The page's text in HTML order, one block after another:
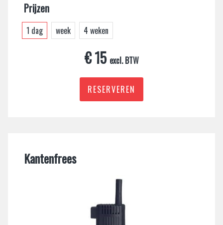
Prijzen
1 dag week 4 weken
€ 15 excl. BTW
RESERVEREN
Kantenfrees